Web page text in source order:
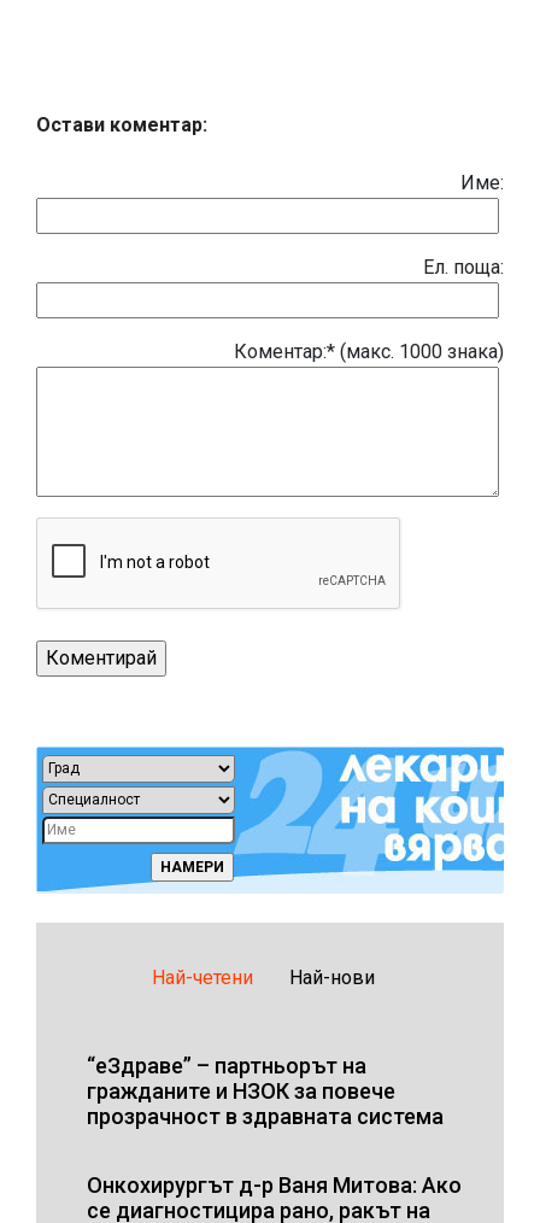
Остави коментар:
Име:
Eл. поща:
Коментар:* (макс. 1000 знака)
Най-четени Най-нови
“еЗдраве” – партньорът на
гражданите и НЗОК за повече
прозрачност в здравната система
Онкохирургът д-р Ваня Митова: Ако
се диагностицира рано, ракът на